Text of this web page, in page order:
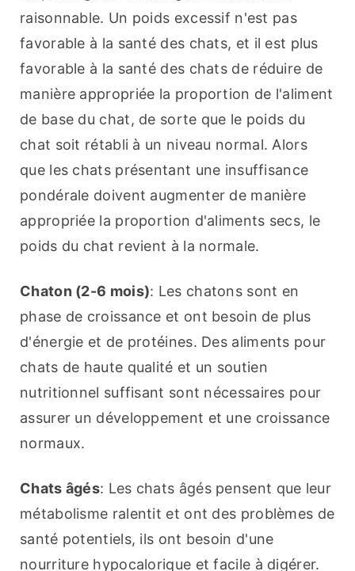
raisonnable. Un poids excessif n'est pas
favorable à la santé des chats, et il est plus
favorable à la santé des chats de réduire de
manière appropriée la proportion de l'aliment
de base du chat, de sorte que le poids du
chat soit rétabli à un niveau normal. Alors
que les chats présentant une insuffisance
pondérale doivent augmenter de manière
appropriée la proportion d'aliments secs, le
poids du chat revient à la normale.
Chaton (2-6 mois): Les chatons sont en
phase de croissance et ont besoin de plus
d'énergie et de protéines. Des aliments pour
chats de haute qualité et un soutien
nutritionnel suffisant sont nécessaires pour
assurer un développement et une croissance
normaux.
Chats âgés: Les chats âgés pensent que leur
métabolisme ralentit et ont des problèmes de
santé potentiels, ils ont besoin d'une
nourriture hypocalorique et facile à digérer.